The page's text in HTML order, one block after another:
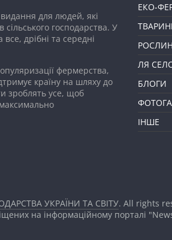
для людей, які
сільського господарства. У
дрібні та середні
фермерства,
країну на шляху до
зроблять усе, щоб
ЕКО-
ЛЯ
БЛОГИ
ІНШЕ
УКРАЇНИ ТА СВІТУ. All rights
на інформаційному порталі